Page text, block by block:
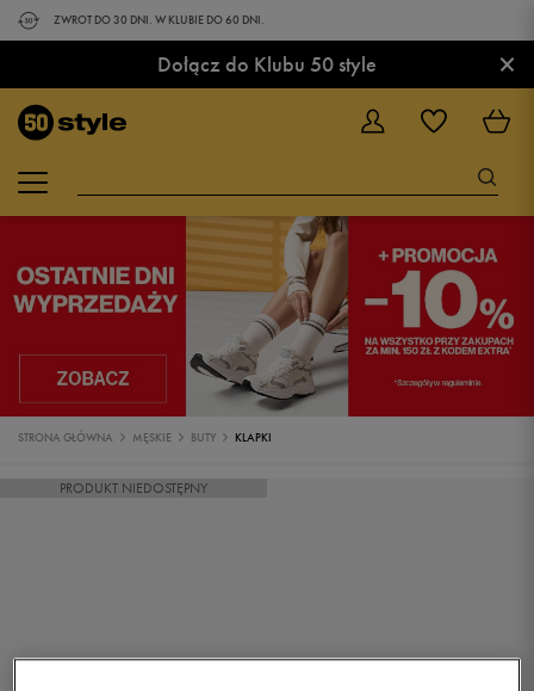
ZWROT DO 30 DNI. W KLUBIE DO 60 DNI.
Dołącz do Klubu 50 style ×
STRONA GŁÓWNA MĘSKIE BUTY KLAPKI
PRODUKT NIEDOSTĘPNY